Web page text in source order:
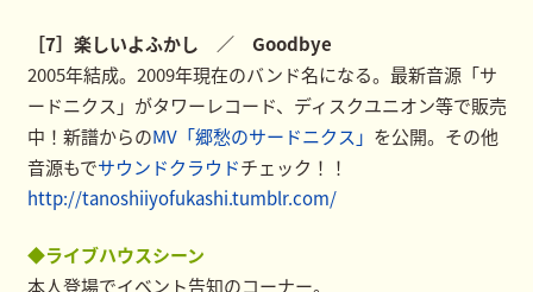
［7］楽しいよふかし ／ Goodbye
2005年結成。2009年現在のバンド名になる。最新音源「サ
ードニクス」がタワーレコード、ディスクユニオン等で販売
中！新譜からのMV「郷愁のサードニクス」 を公開。その他
音源もでサウンドクラウドチェック！！
http://tanoshiiyofukashi.tumblr.com/
◆ライブハウスシーン
本人登場でイベント告知のコーナー。